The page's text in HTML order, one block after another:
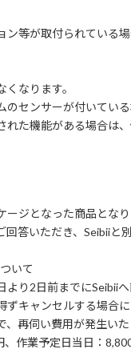
等が取付られている
なります。
センサーが付いている
た機能がある場合は、
ジとなった商品となり
回答いただき、Seibiiと
いて
より2日前までにSeibiiへ
キャンセルする場合に
再伺い費用が発生いた
作業予定日当日：